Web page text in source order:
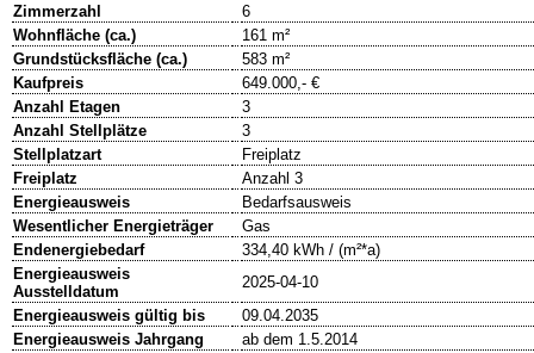
Zimmerzahl
6
Wohnfläche (ca.)
161 m²
Grundstücksfläche (ca.)
583 m²
Kaufpreis
649.000,- €
Anzahl Etagen
3
Anzahl Stellplätze
3
Stellplatzart
Freiplatz
Freiplatz
Anzahl 3
Energieausweis
Bedarfsausweis
Wesentlicher Energieträger
Gas
Endenergiebedarf
334,40 kWh / (m²*a)
Energieausweis
Ausstelldatum
2025-04-10
Energieausweis gültig bis
09.04.2035
Energieausweis Jahrgang
ab dem 1.5.2014